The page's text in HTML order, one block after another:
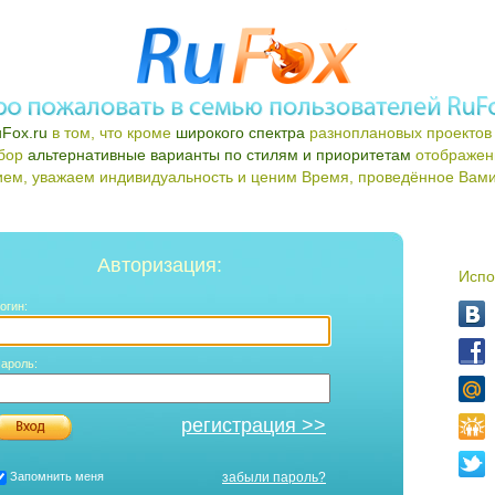
в том, что кроме широкого спектра разноплановых
альтернативные варианты по стилям и приоритетам
уважаем индивидуальность и ценим Время, проведённое
Авторизация:
регистрация >>
Запомнить меня забыли пароль?